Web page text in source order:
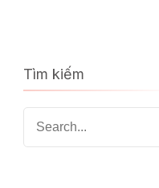
Tìm kiếm
Search
for: